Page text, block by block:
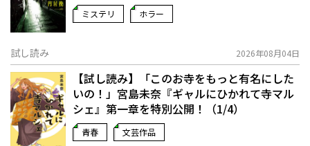
ミステリ ホラー
試し読み 2026年08月04日
【試し読み】「このお寺をもっと有名にした
いの！」宮島未奈『ギャルにひかれて寺マル
シェ』第一章を特別公開！（1/4）
青春 文芸作品